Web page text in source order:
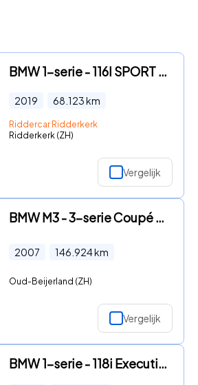
BMW 1-serie - 116I SPORT LINE EDITION |GARANTIE| NAP| NAVI|2E EIG|PARK SEN
2019 68.123km
Riddercar Ridderkerk
Ridderkerk (ZH)
Vergelijk
BMW M3 - 3-serie Coupé NW Motor
2007 146.924km
Oud-Beijerland (ZH)
Vergelijk
BMW 1-serie - 118i Executive Edition | Trekhaak | Virtual Cockpit | Adapti